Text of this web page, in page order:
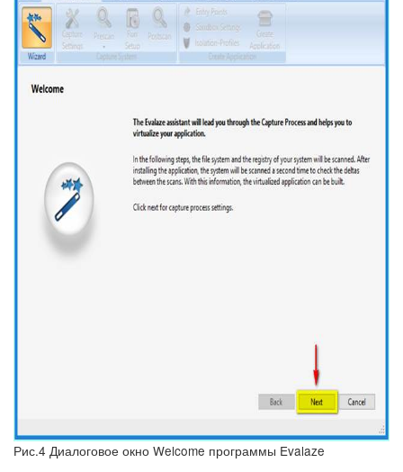
Рис.4 Диалоговое окно Welcome программы Evalaze